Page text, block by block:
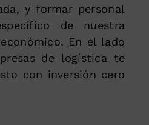
y formar personal
de nuestra
En el lado
de logística te
con inversión cero